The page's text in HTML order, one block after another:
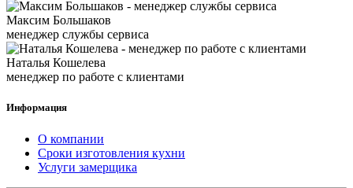
Максим Большаков
менеджер службы сервиса
Наталья Кошелева
менеджер по работе с клиентами
Информация
О компании
Сроки изготовления кухни
Услуги замерщика